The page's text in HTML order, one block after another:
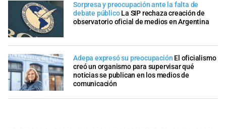
Sorpresa y preocupación ante la falta de
debate público La SIP rechaza creación de
observatorio oficial de medios en Argentina
Adepa expresó su preocupación El oficialismo
creó un organismo para supervisar qué
noticias se publican en los medios de
comunicación